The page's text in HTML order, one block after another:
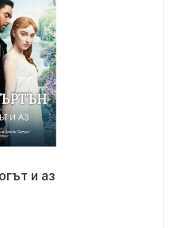
и аз